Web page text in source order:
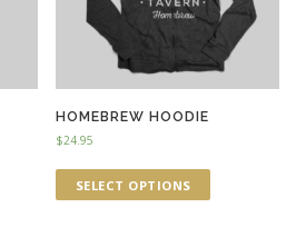
HOMEBREW HOODIE
$24.95
SELECT OPTIONS